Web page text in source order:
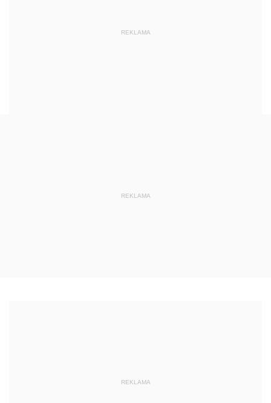
REKLAMA
REKLAMA
REKLAMA